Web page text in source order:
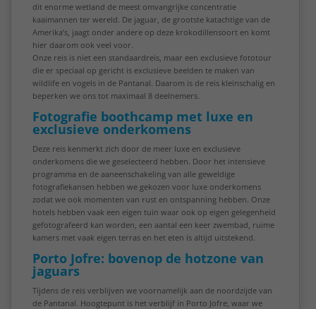
dit enorme wetland de meest omvangrijke concentratie
kaaimannen ter wereld. De jaguar, de grootste katachtige van de
Amerika’s, jaagt onder andere op deze krokodillensoort en komt
hier daarom ook veel voor.
Onze reis is niet een standaardreis, maar een exclusieve fototour
die er speciaal op gericht is exclusieve beelden te maken van
wildlife en vogels in de Pantanal. Daarom is de reis kleinschalig en
beperken we ons tot maximaal 8 deelnemers.
Fotografie boothcamp met luxe en
exclusieve onderkomens
Deze reis kenmerkt zich door de meer luxe en exclusieve
onderkomens die we geselecteerd hebben. Door het intensieve
programma en de aaneenschakeling van alle geweldige
fotografiekansen hebben we gekozen voor luxe onderkomens
zodat we ook momenten van rust en ontspanning hebben. Onze
hotels hebben vaak een eigen tuin waar ook op eigen gelegenheid
gefotografeerd kan worden, een aantal een keer zwembad, ruime
kamers met vaak eigen terras en het eten is altijd uitstekend.
Porto Jofre: bovenop de hotzone van
jaguars
Tijdens de reis verblijven we voornamelijk aan de noordzijde van
de Pantanal. Hoogtepunt is het verblijf in Porto Jofre, waar we